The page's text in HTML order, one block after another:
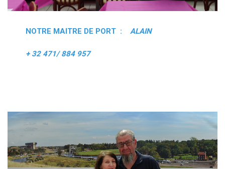
NOTRE MAITRE DE PORT : ALAIN
+ 32 471/ 884 957